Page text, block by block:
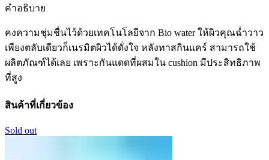
คำอธิบาย
คงความชุ่มชื่นไว้ด้วยเทคโนโลยีจาก Bio water ให้ผิวคุณฉ่ำวาว
เพียงตลับเดียวก็เนรมิตผิวได้ดั่งใจ หลังทาสกินแคร์ สามารถใช้
ผลิตภัณฑ์ได้เลย เพราะกันแดดที่ผสมใน cushion มีประสิทธิภาพ
ที่สูง
สินค้าที่เกี่ยวข้อง
Sold out